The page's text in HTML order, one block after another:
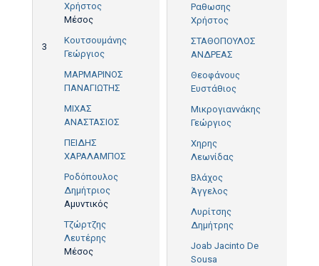
Χρήστος
Μέσος
3
Κουτσουμάνης
Γεώργιος
ΜΑΡΜΑΡΙΝΟΣ
ΠΑΝΑΓΙΩΤΗΣ
ΜΙΧΑΣ
ΑΝΑΣΤΑΣΙΟΣ
ΠΕΙΔΗΣ
ΧΑΡΑΛΑΜΠΟΣ
Ροδόπουλος
Δημήτριος
Αμυντικός
Τζώρτζης
Λευτέρης
Μέσος
Ραθωσης
Χρήστος
ΣΤΑΘΟΠΟΥΛΟΣ
ΑΝΔΡΕΑΣ
Θεοφάνους
Ευστάθιος
Μικρογιαννάκης
Γεώργιος
Χηρης
Λεωνίδας
Βλάχος
Άγγελος
Λυρίτσης
Δημήτρης
Joab Jacinto De
Sousa